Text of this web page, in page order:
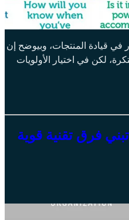
في قيادة المنتجات، وبيوضح إن
لكن في اختيار الأولويات
فرق تقنية قوية